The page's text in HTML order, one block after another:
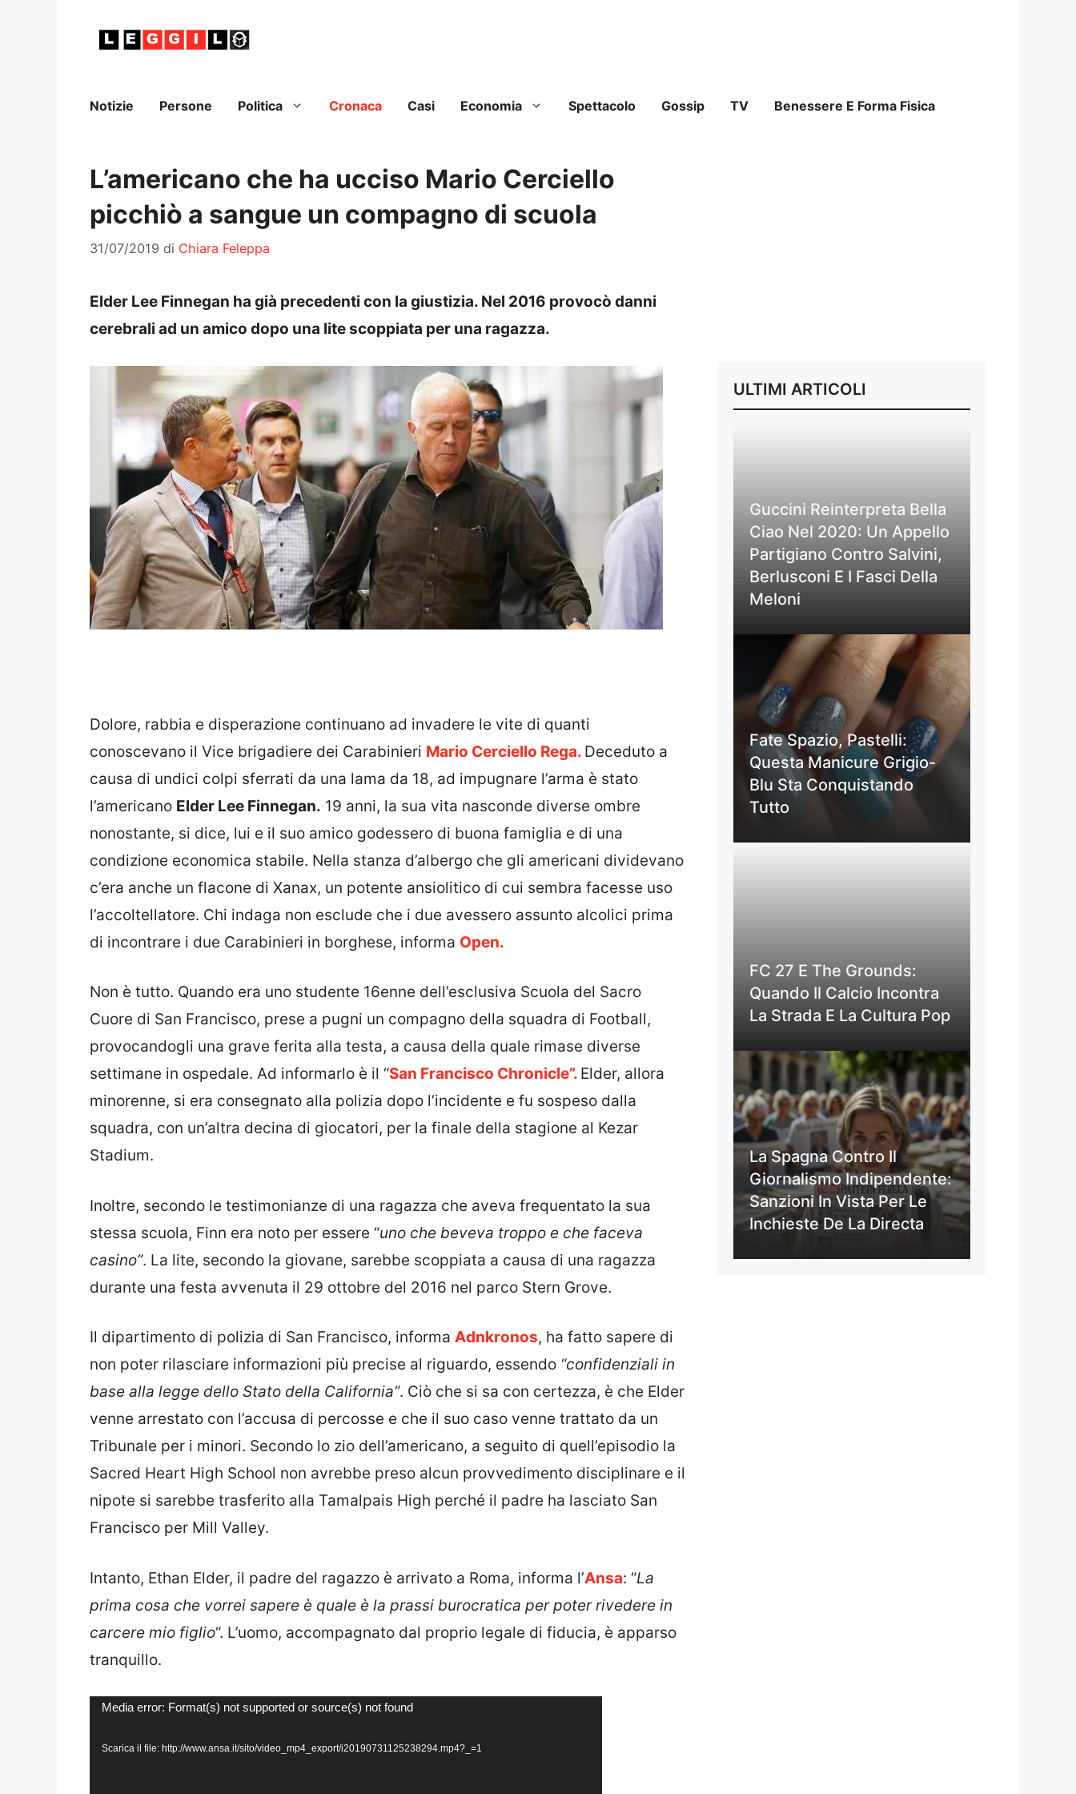
Notizie Persone Politica Cronaca Casi Economia Spettacolo Gossip TV Benessere E Forma Fisica
L’americano che ha ucciso Mario Cerciello
picchiò a sangue un compagno di scuola
31/07/2019 di Chiara Feleppa
Elder Lee Finnegan ha già precedenti con la giustizia. Nel 2016 provocò danni
cerebrali ad un amico dopo una lite scoppiata per una ragazza.
Dolore, rabbia e disperazione continuano ad invadere le vite di quanti
conoscevano il Vice brigadiere dei Carabinieri Mario Cerciello Rega. Deceduto a
causa di undici colpi sferrati da una lama da 18, ad impugnare l’arma è stato
l’americano Elder Lee Finnegan. 19 anni, la sua vita nasconde diverse ombre
nonostante, si dice, lui e il suo amico godessero di buona famiglia e di una
condizione economica stabile. Nella stanza d’albergo che gli americani dividevano
c’era anche un flacone di Xanax, un potente ansiolitico di cui sembra facesse uso
l’accoltellatore. Chi indaga non esclude che i due avessero assunto alcolici prima
di incontrare i due Carabinieri in borghese, informa Open.
Non è tutto. Quando era uno studente 16enne dell’esclusiva Scuola del Sacro
Cuore di San Francisco, prese a pugni un compagno della squadra di Football,
provocandogli una grave ferita alla testa, a causa della quale rimase diverse
settimane in ospedale. Ad informarlo è il “San Francisco Chronicle”. Elder, allora
minorenne, si era consegnato alla polizia dopo l’incidente e fu sospeso dalla
squadra, con un’altra decina di giocatori, per la finale della stagione al Kezar
Stadium.
Inoltre, secondo le testimonianze di una ragazza che aveva frequentato la sua
stessa scuola, Finn era noto per essere “uno che beveva troppo e che faceva
casino”. La lite, secondo la giovane, sarebbe scoppiata a causa di una ragazza
durante una festa avvenuta il 29 ottobre del 2016 nel parco Stern Grove.
Il dipartimento di polizia di San Francisco, informa Adnkronos, ha fatto sapere di
non poter rilasciare informazioni più precise al riguardo, essendo “confidenziali in
base alla legge dello Stato della California”. Ciò che si sa con certezza, è che Elder
venne arrestato con l’accusa di percosse e che il suo caso venne trattato da un
Tribunale per i minori. Secondo lo zio dell’americano, a seguito di quell’episodio la
Sacred Heart High School non avrebbe preso alcun provvedimento disciplinare e il
nipote si sarebbe trasferito alla Tamalpais High perché il padre ha lasciato San
Francisco per Mill Valley.
Intanto, Ethan Elder, il padre del ragazzo è arrivato a Roma, informa l’Ansa: “La
prima cosa che vorrei sapere è quale è la prassi burocratica per poter rivedere in
carcere mio figlio“. L’uomo, accompagnato dal proprio legale di fiducia, è apparso
tranquillo.
Video
Media error: Format(s) not supported or source(s) not found
Scarica il file: http://www.ansa.it/sito/video_mp4_export/i20190731125238294.mp4?_=1
ULTIMI ARTICOLI
Guccini Reinterpreta Bella
Ciao Nel 2020: Un Appello
Partigiano Contro Salvini,
Berlusconi E I Fasci Della
Meloni
Fate Spazio, Pastelli:
Questa Manicure Grigio-
Blu Sta Conquistando
Tutto
FC 27 E The Grounds:
Quando Il Calcio Incontra
La Strada E La Cultura Pop
La Spagna Contro Il
Giornalismo Indipendente:
Sanzioni In Vista Per Le
Inchieste De La Directa